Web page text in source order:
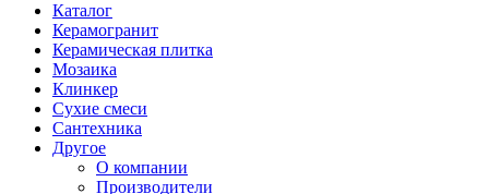
Каталог
Керамогранит
Керамическая плитка
Мозаика
Клинкер
Сухие смеси
Сантехника
Другое
О компании
Производители